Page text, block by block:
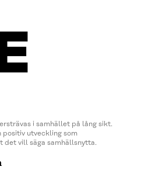
i samhället på lång sikt.
positiv utveckling som
det vill säga samhällsnytta.